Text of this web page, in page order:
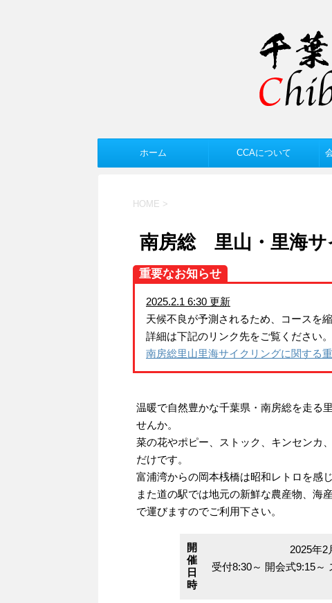
ホーム CCAについて
HOME >
南房総 里山・里海サ
重要なお知らせ
2025.2.1 6:30 更新
天候不良が予測されるため、コースを縮
詳細は下記のリンク先をご覧ください。
南房総里山里海サイクリングに関する
温暖で自然豊かな千葉県・南房総を走る
せんか。
菜の花やポピー、ストック、キンセンカ
だけです。
富浦湾からの岡本桟橋は昭和レトロを感
また道の駅では地元の新鮮な農産物、海
で運びますのでご利用下さい。
開
催
日
時
2025年2
受付8:30～ 開会式9:15～